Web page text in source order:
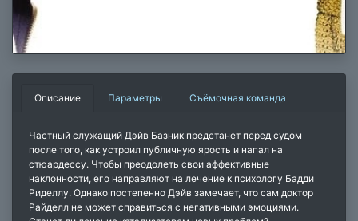
Описание Параметры Съёмочная команда
Частный служащий Дэйв Базник предстанет перед судом
после того, как устроил публичную ярость и напал на
стюардессу. Чтобы преодолеть свои аффективные
наклонности, его направляют на лечение к психологу Бадди
Риделлу. Однако постепенно Дэйв замечает, что сам доктор
Райделл не может справиться с негативными эмоциями.